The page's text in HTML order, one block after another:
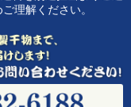
理解ください。